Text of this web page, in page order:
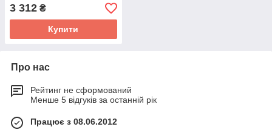
3 312 ₴
Купити
Про нас
Рейтинг не сформований
Менше 5 відгуків за останній рік
Працює з 08.06.2012